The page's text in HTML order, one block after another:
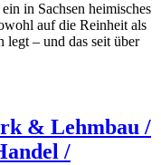
in Sachsen heimisches
auf die Reinheit als
legt – und das seit über
& Lehmbau /
/